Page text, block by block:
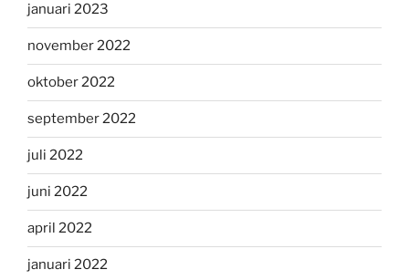
januari 2023
november 2022
oktober 2022
september 2022
juli 2022
juni 2022
april 2022
januari 2022